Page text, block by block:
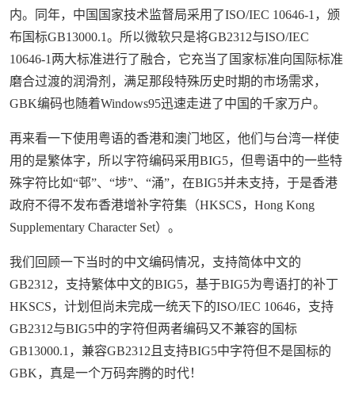
内。同年，中国国家技术监督局采用了ISO/IEC 10646-1，颁
布国标GB13000.1。所以微软只是将GB2312与ISO/IEC
10646-1两大标准进行了融合，它充当了国家标准向国际标准
磨合过渡的润滑剂，满足那段特殊历史时期的市场需求，
GBK编码也随着Windows95迅速走进了中国的千家万户。
再来看一下使用粤语的香港和澳门地区，他们与台湾一样使
用的是繁体字，所以字符编码采用BIG5，但粤语中的一些特
殊字符比如“邨”、“埗”、“涌”，在BIG5并未支持，于是香港
政府不得不发布香港增补字符集（HKSCS，Hong Kong
Supplementary Character Set）。
我们回顾一下当时的中文编码情况，支持简体中文的
GB2312，支持繁体中文的BIG5，基于BIG5为粤语打的补丁
HKSCS，计划但尚未完成一统天下的ISO/IEC 10646，支持
GB2312与BIG5中的字符但两者编码又不兼容的国标
GB13000.1，兼容GB2312且支持BIG5中字符但不是国标的
GBK，真是一个万码奔腾的时代！